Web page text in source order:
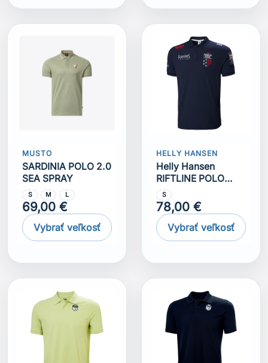
MUSTO
SARDINIA POLO 2.0
SEA SPRAY
S M L
69,00 €
Vybrať veľkosť
HELLY HANSEN
Helly Hansen
RIFTLINE POLO
NAVY
S
78,00 €
Vybrať veľkosť